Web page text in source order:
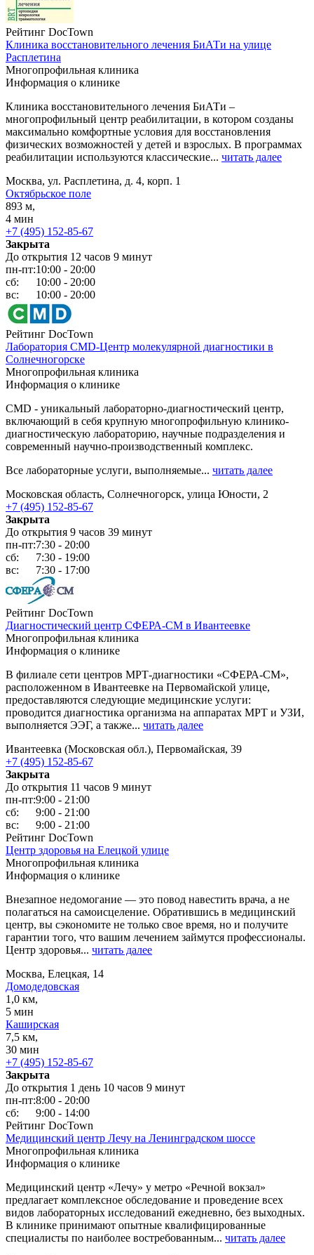
Рейтинг DocTown
Клиника восстановительного лечения БиАТи на улице
Расплетина
Многопрофильная клиника
Информация о клинике
Клиника восстановительного лечения БиАТи –
многопрофильный центр реабилитации, в котором созданы
максимально комфортные условия для восстановления
физических возможностей у детей и взрослых. В программах
реабилитации используются классические... читать далее
Москва, ул. Расплетина, д. 4, корп. 1
Октябрьское поле
893 м,
4 мин
+7 (495) 152-85-67
Закрыта
До открытия 12 часов 9 минут
пн-пт:10:00 - 20:00
сб:
10:00 - 20:00
вс:
10:00 - 20:00
Рейтинг DocTown
Лаборатория CMD-Центр молекулярной диагностики в
Солнечногорске
Многопрофильная клиника
Информация о клинике
СМD - уникальный лабораторно-диагностический центр,
включающий в себя крупную многопрофильную клинико-
диагностическую лабораторию, научные подразделения и
современный научно-производственный комплекс.
Все лабораторные услуги, выполняемые... читать далее
Московская область, Солнечногорск, улица Юности, 2
+7 (495) 152-85-67
Закрыта
До открытия 9 часов 39 минут
пн-пт:7:30 - 20:00
сб:
7:30 - 19:00
вс:
7:30 - 17:00
Рейтинг DocTown
Диагностический центр СФЕРА-СМ в Ивантеевке
Многопрофильная клиника
Информация о клинике
В филиале сети центров МРТ-диагностики «СФЕРА-СМ»,
расположенном в Ивантеевке на Первомайской улице,
предоставляются следующие медицинские услуги:
проводится диагностика организма на аппаратах МРТ и УЗИ,
выполняется ЭЭГ, а также... читать далее
Ивантеевка (Московская обл.), Первомайская, 39
+7 (495) 152-85-67
Закрыта
До открытия 11 часов 9 минут
пн-пт:9:00 - 21:00
сб:
9:00 - 21:00
вс:
9:00 - 21:00
Рейтинг DocTown
Центр здоровья на Елецкой улице
Многопрофильная клиника
Информация о клинике
Внезапное недомогание — это повод навестить врача, а не
полагаться на самоисцеление. Обратившись в медицинский
центр, вы сэкономите не только свое время, но и получите
гарантии того, что вашим лечением займутся профессионалы.
Центр здоровья... читать далее
Москва, Елецкая, 14
Домодедовская
1,0 км,
5 мин
Каширская
7,5 км,
30 мин
+7 (495) 152-85-67
Закрыта
До открытия 1 день 10 часов 9 минут
пн-пт:8:00 - 20:00
сб:
9:00 - 14:00
Рейтинг DocTown
Медицинский центр Лечу на Ленинградском шоссе
Многопрофильная клиника
Информация о клинике
Медицинский центр «Лечу» у метро «Речной вокзал»
предлагает комплексное обследование и проведение всех
видов лабораторных исследований ежедневно, без выходных.
В клинике принимают опытные квалифицированные
специалисты по наиболее востребованным... читать далее